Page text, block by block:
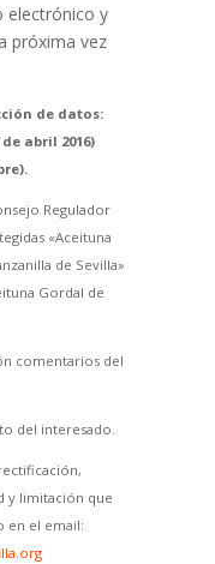
electrónico y
próxima vez
de datos:
abril 2016)
Regulador
«Aceituna
de Sevilla»
Gordal de
comentarios del
del interesado.
y limitación que
en el email: